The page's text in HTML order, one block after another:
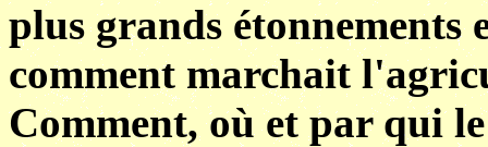
plus grands étonnements
comment marchait
Comment, où et par qui